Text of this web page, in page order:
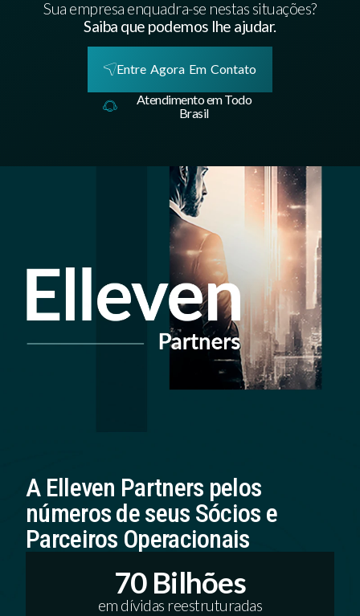
Sua empresa enquadra-se nestas situações?
Saiba que podemos lhe ajudar.
Entre Agora Em Contato
Atendimento em Todo
Brasil
A Elleven Partners pelos
números de seus Sócios e
Parceiros Operacionais
em dívidas reestruturadas
70 Bilhões